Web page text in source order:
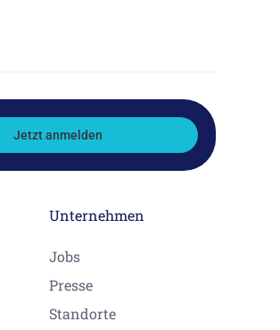
Jetzt anmelden
Unternehmen
Jobs
Presse
Standorte